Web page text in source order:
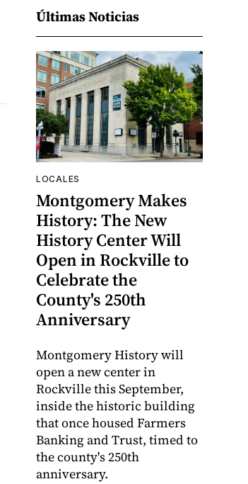
Últimas Noticias
LOCALES
Montgomery Makes
History: The New
History Center Will
Open in Rockville to
Celebrate the
County's 250th
Anniversary
Montgomery History will
open a new center in
Rockville this September,
inside the historic building
that once housed Farmers
Banking and Trust, timed to
the county's 250th
anniversary.